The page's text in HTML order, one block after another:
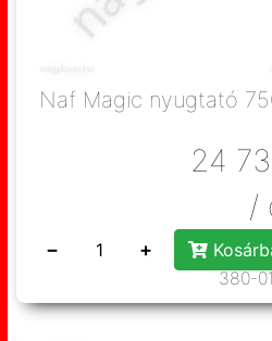
Naf Magic nyugtató
24
/
− +
380-